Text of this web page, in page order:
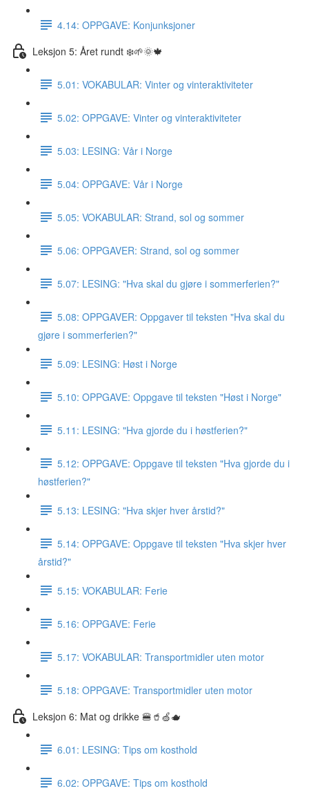
4.14: OPPGAVE: Konjunksjoner
Leksjon 5: Året rundt ❄️🌱🌞🍁
5.01: VOKABULAR: Vinter og vinteraktiviteter
5.02: OPPGAVE: Vinter og vinteraktiviteter
5.03: LESING: Vår i Norge
5.04: OPPGAVE: Vår i Norge
5.05: VOKABULAR: Strand, sol og sommer
5.06: OPPGAVER: Strand, sol og sommer
5.07: LESING: "Hva skal du gjøre i sommerferien?"
5.08: OPPGAVER: Oppgaver til teksten "Hva skal du
gjøre i sommerferien?"
5.09: LESING: Høst i Norge
5.10: OPPGAVE: Oppgave til teksten "Høst i Norge"
5.11: LESING: "Hva gjorde du i høstferien?"
5.12: OPPGAVE: Oppgave til teksten "Hva gjorde du i
høstferien?"
5.13: LESING: "Hva skjer hver årstid?"
5.14: OPPGAVE: Oppgave til teksten "Hva skjer hver
årstid?"
5.15: VOKABULAR: Ferie
5.16: OPPGAVE: Ferie
5.17: VOKABULAR: Transportmidler uten motor
5.18: OPPGAVE: Transportmidler uten motor
Leksjon 6: Mat og drikke 🍔🥤🍏🫖
6.01: LESING: Tips om kosthold
6.02: OPPGAVE: Tips om kosthold